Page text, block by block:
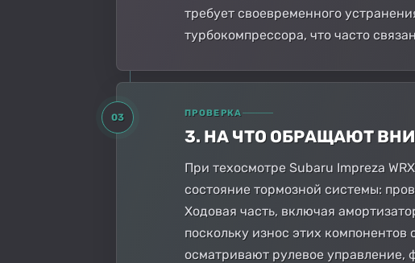
требует своевременного
турбокомпрессора, что часто
03 ПРОВЕРКА
3. НА ЧТО ОБРАЩАЮТ
При техосмотре Subaru Impreza
состояние тормозной системы:
Ходовая часть, включая
поскольку износ этих
осматривают рулевое управление,